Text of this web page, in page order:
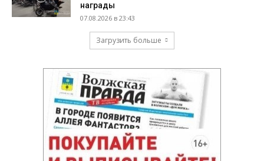
награды
07.08.2026 в 23:43
Загрузить больше